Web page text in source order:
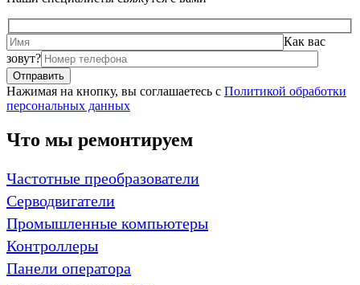
Как вас
зовут?
Нажимая на кнопку, вы соглашаетесь с Политикой обработки
персональных данных
Что мы ремонтируем
Частотные преобразователи
Серводвигатели
Промышленные компьютеры
Контроллеры
Панели оператора